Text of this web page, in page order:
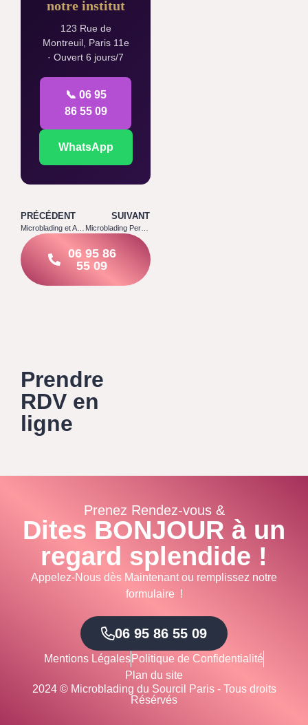
notre institut
123 Rue de
Montreuil, Paris 11e
· Ouvert 6 jours/7
📞 06 95
86 55 09
WhatsApp
PRÉCÉDENT SUIVANT
06 95 86
55 09
Prendre
RDV en
ligne
Prenez Rendez-vous &
Dites BONJOUR à un
regard splendide !
Appelez-Nous dès Maintenant ou remplissez notre
formulaire !
06 95 86 55 09
Mentions LégalesPolitique de Confidentialité
Plan du site
2024 © Microblading du Sourcil Paris - Tous droits
Résérvés